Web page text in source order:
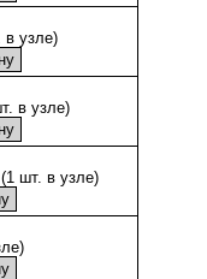
в узле)
в узле)
шт. в узле)